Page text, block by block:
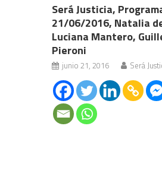
Será Justicia,
21/06/2016, Natalia
Luciana Mantero,
Pieroni
junio 21, 2016 Será